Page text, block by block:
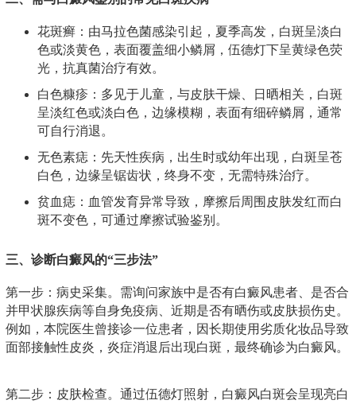
花斑癣：由马拉色菌感染引起，夏季高发，白斑呈淡白
色或淡黄色，表面覆盖细小鳞屑，伍德灯下呈黄绿色荧
光，抗真菌治疗有效。
白色糠疹：多见于儿童，与皮肤干燥、日晒相关，白斑
呈淡红色或淡白色，边缘模糊，表面有细碎鳞屑，通常
可自行消退。
无色素痣：先天性疾病，出生时或幼年出现，白斑呈苍
白色，边缘呈锯齿状，终身不变，无需特殊治疗。
贫血痣：血管发育异常导致，摩擦后周围皮肤发红而白
斑不变色，可通过摩擦试验鉴别。
三、诊断白癜风的“三步法”
第一步：病史采集。需询问家族中是否有白癜风患者、是否合
并甲状腺疾病等自身免疫病、近期是否有晒伤或皮肤损伤史。
例如，本院医生曾接诊一位患者，因长期使用劣质化妆品导致
面部接触性皮炎，炎症消退后出现白斑，最终确诊为白癜风。
第二步：皮肤检查。通过伍德灯照射，白癜风白斑会呈现亮白